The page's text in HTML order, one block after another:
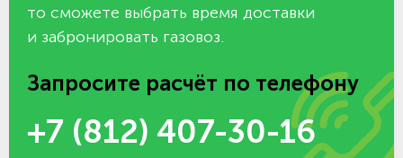
то сможете выбрать время доставки
и забронировать газовоз.
Запросите расчёт по телефону
+7 (812) 407-30-16